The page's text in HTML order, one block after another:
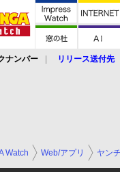
ナンバー リリース送付先
Watch Web/アプリ ヤン